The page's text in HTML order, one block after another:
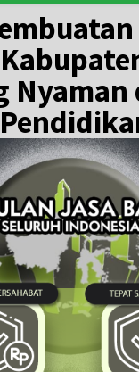
Nyaman